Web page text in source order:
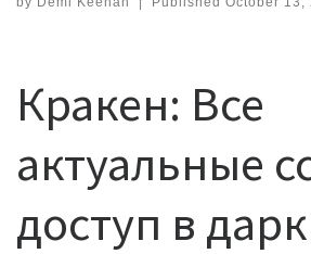
Кракен: Все
актуальные
доступ в